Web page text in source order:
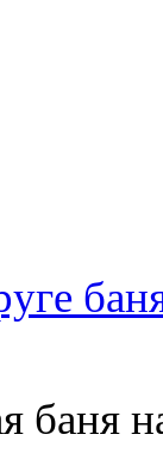
баня